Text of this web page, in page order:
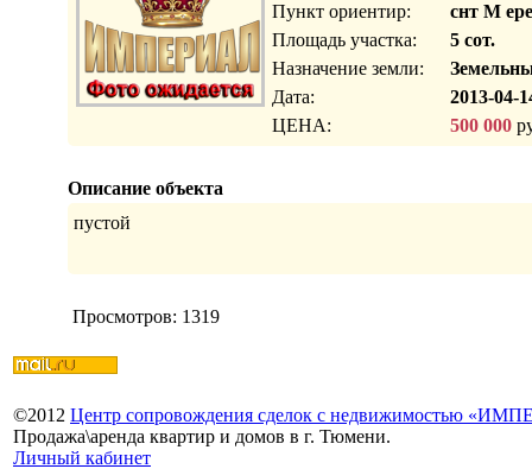
Пункт ориентир:
снт М
Площадь участка:
5 сот.
Назначение земли:
Дата:
2013-04-
ЦЕНА:
500 000
Описание объекта
пустой
Просмотров: 1319
©2012 Центр сопровождения сделок с недвижимостью
Продажа\аренда квартир и домов в г. Тюмени.
Личный кабинет